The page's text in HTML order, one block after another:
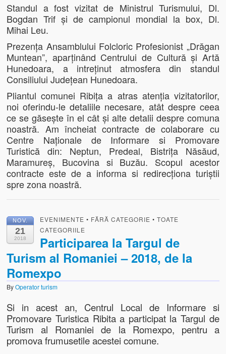
Standul a fost vizitat de Ministrul Turismului, Dl.
Bogdan Trif și de campionul mondial la box, Dl.
Mihai Leu.
Prezența Ansamblului Folcloric Profesionist „Drăgan
Muntean”, aparținând Centrului de Cultură și Artă
Hunedoara, a intreținut atmosfera din standul
Consiliului Județean Hunedoara.
Pliantul comunei Ribița a atras atenția vizitatorilor,
noi oferindu-le detaliile necesare, atât despre ceea
ce se găsește în el cât și alte detalii despre comuna
noastră. Am încheiat contracte de colaborare cu
Centre Naționale de Informare si Promovare
Turistică din: Neptun, Predeal, Bistrița Năsăud,
Maramureș, Bucovina si Buzău. Scopul acestor
contracte este de a informa si redirecționa turiștii
spre zona noastră.
NOV.
21
2018
EVENIMENTE • FĂRĂ CATEGORIE •TOATE
CATEGORIILE
Participarea la Targul de
Turism al Romaniei – 2018, de la
Romexpo
ByOperator turism
Si in acest an, Centrul Local de Informare si
Promovare Turistica Ribita a participat la Targul de
Turism al Romaniei de la Romexpo, pentru a
promova frumusetile acestei comune.